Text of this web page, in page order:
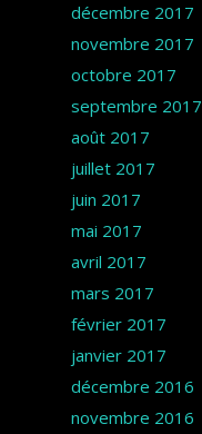
décembre 2017
novembre 2017
octobre 2017
septembre 2017
août 2017
juillet 2017
juin 2017
mai 2017
avril 2017
mars 2017
février 2017
janvier 2017
décembre 2016
novembre 2016